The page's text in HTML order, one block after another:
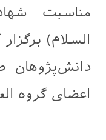
مناسبت
السلام)
اعضای گروه